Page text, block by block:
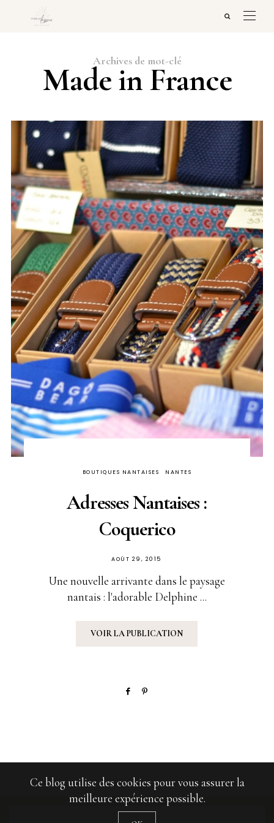
Archives de mot-clé
Made in France
BOUTIQUES NANTAISES NANTES
Adresses Nantaises :
Coquerico
PUBLIÉ
AOÛT 29, 2015
Une nouvelle arrivante dans le paysage
nantais : l'adorable Delphine ...
VOIR LA PUBLICATION
Ce blog utilise des cookies pour vous assurer la
meilleure expérience possible.